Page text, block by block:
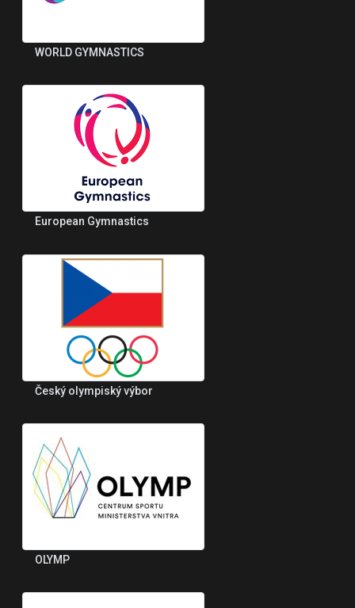
WORLD GYMNASTICS
European Gymnastics
Český olympiský výbor
OLYMP